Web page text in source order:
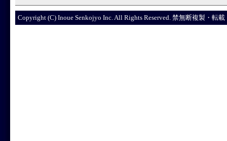
Copyright (C) Inoue Senkojyo Inc. All Rights Reserved. 禁無断複製・